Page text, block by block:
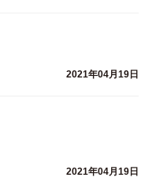
2021年04月19日
2021年04月19日